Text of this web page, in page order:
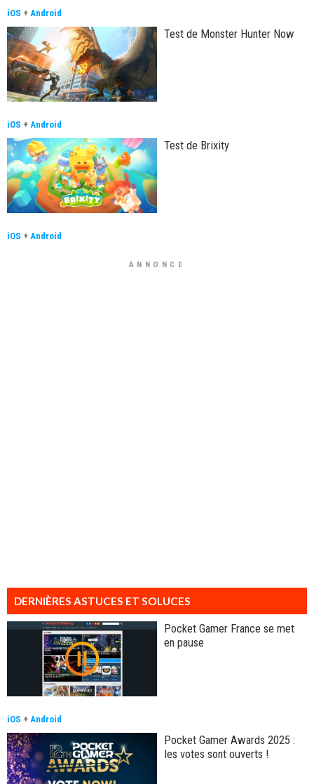
iOS + Android
Test de Monster Hunter Now
iOS + Android
Test de Brixity
iOS + Android
ANNONCE
DERNIÈRES ASTUCES ET SOLUCES
Pocket Gamer France se met
en pause
iOS + Android
Pocket Gamer Awards 2025 :
les votes sont ouverts !